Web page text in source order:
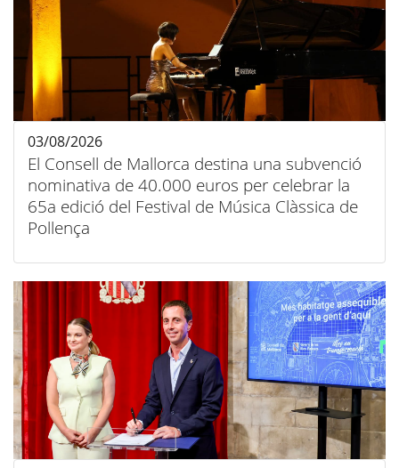
El Consell de Mallorca destina una subvenció
nominativa de 40.000 euros per celebrar la
65a edició del Festival de Música Clàssica de
Pollença
03/08/2026